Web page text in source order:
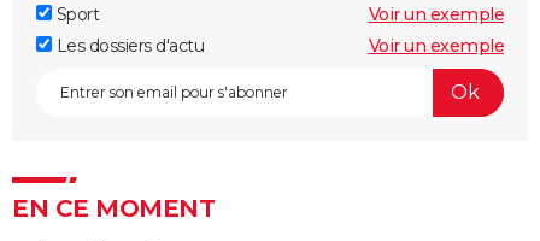
Sport
Voir un exemple
Les dossiers d'actu
Voir un exemple
EN CE MOMENT